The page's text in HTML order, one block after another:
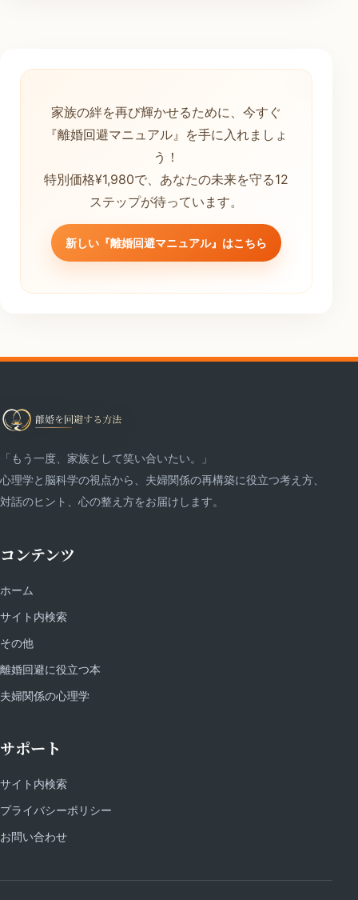
家族の絆を再び輝かせるために、今すぐ
『離婚回避マニュアル』を手に入れましょ
う！
特別価格¥1,980で、あなたの未来を守る12
ステップが待っています。
新しい『離婚回避マニュアル』はこちら
「もう一度、家族として笑い合いたい。」
心理学と脳科学の視点から、夫婦関係の再構築に役立つ考え方、
対話のヒント、心の整え方をお届けします。
コンテンツ
ホーム
サイト内検索
その他
離婚回避に役立つ本
夫婦関係の心理学
サポート
サイト内検索
プライバシーポリシー
お問い合わせ